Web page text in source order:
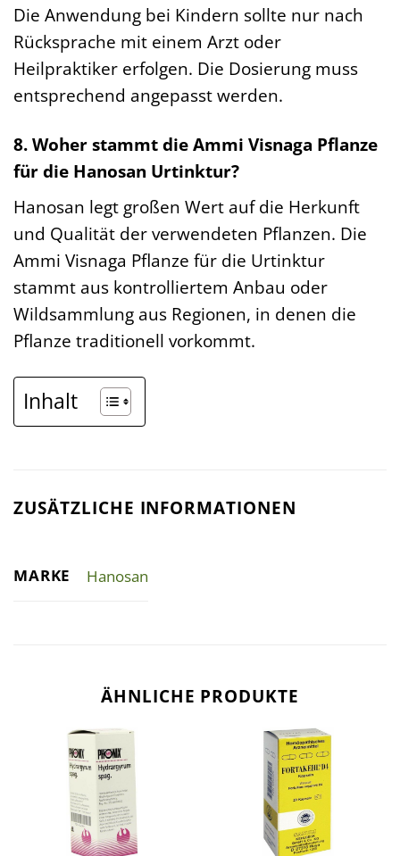
Die Anwendung bei Kindern sollte nur nach
Rücksprache mit einem Arzt oder
Heilpraktiker erfolgen. Die Dosierung muss
entsprechend angepasst werden.
8. Woher stammt die Ammi Visnaga Pflanze
für die Hanosan Urtinktur?
Hanosan legt großen Wert auf die Herkunft
und Qualität der verwendeten Pflanzen. Die
Ammi Visnaga Pflanze für die Urtinktur
stammt aus kontrolliertem Anbau oder
Wildsammlung aus Regionen, in denen die
Pflanze traditionell vorkommt.
Inhalt
ZUSÄTZLICHE INFORMATIONEN
MARKE Hanosan
ÄHNLICHE PRODUKTE